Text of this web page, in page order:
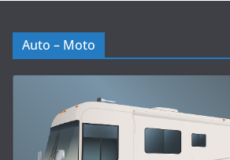
Auto – Moto